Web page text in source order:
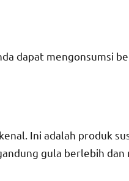
dapat mengonsumsi
Ini adalah produk
gula berlebih dan